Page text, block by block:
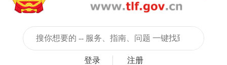
登录 注册